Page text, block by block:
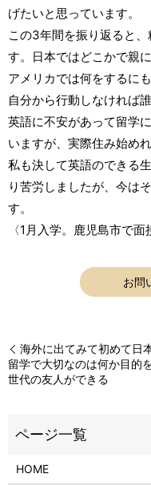
げたいと思っています。
この3年間を振り返ると
す。日本ではどこかで親
アメリカでは何をするに
自分から行動しなければ
英語に不安があって留学
いますが、実際住み始め
私も決して英語のできる
り苦労しましたが、今は
す。
〈1月入学。鹿児島市で面
お問
海外に出てみて初めて日
留学で大切なのは何か目的
世代の友人ができる
HOME